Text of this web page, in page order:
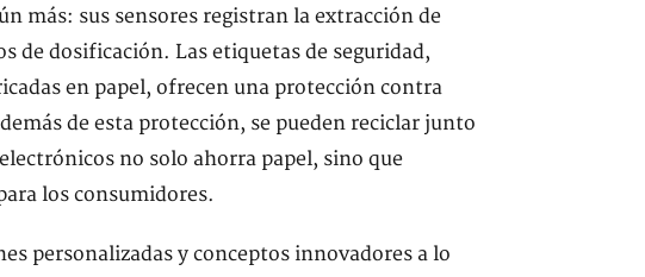
más: sus sensores registran la extracción de
de dosificación. Las etiquetas de seguridad,
en papel, ofrecen una protección contra
de esta protección, se pueden reciclar junto
no solo ahorra papel, sino que
los consumidores.
personalizadas y conceptos innovadores a lo